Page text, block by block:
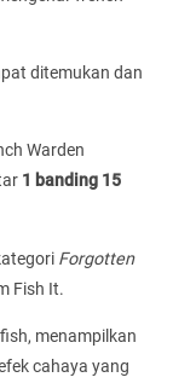
ditemukan dan
Warden
1 banding 15
Forgotten
Fish It.
menampilkan
cahaya yang